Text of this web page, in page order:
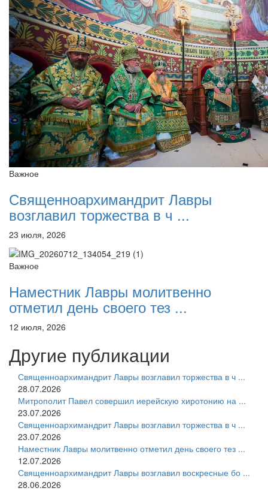
Важное
Священноархимандрит Лавры
возглавил торжества в ч ...
23 июля, 2026
Важное
Наместник Лавры молитвенно
отметил день своего тез ...
12 июля, 2026
Другие публикации
Священноархимандрит Лавры возглавил торжества в ч ...
28.07.2026
Митрополит Павел совершил иерейскую хиротонию на ...
23.07.2026
Священноархимандрит Лавры возглавил торжества в ч ...
23.07.2026
Наместник Лавры молитвенно отметил день своего тез ...
12.07.2026
Священноархимандрит Лавры возглавил воскресные бо ...
28.06.2026